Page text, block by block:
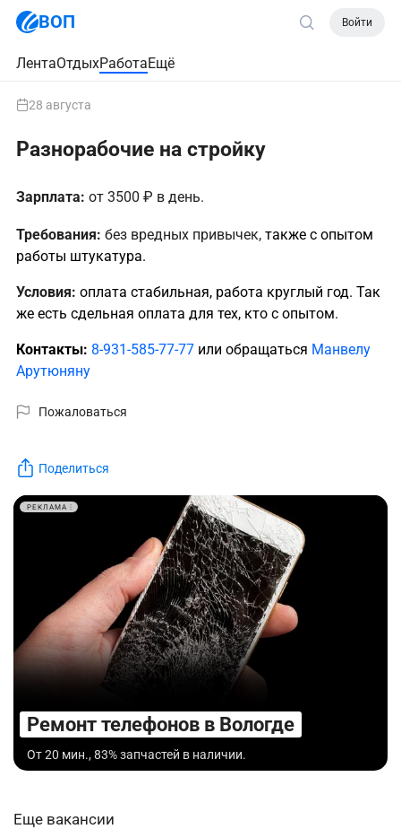
ВОП Войти
ЛентаОтдыхРаботаЕщё
28 августа
Разнорабочие на стройку
Зарплата: от 3500 ₽ в день.
Требования: без вредных привычек, также с опытом
работы штукатура.
Условия: оплата стабильная, работа круглый год. Так
же есть сдельная оплата для тех, кто с опытом.
Контакты: 8-931-585-77-77 или обращаться Манвелу
Арутюняну
Пожаловаться
Поделиться
РЕКЛАМА
Ремонт телефонов в Вологде
От 20 мин., 83% запчастей в наличии.
Еще вакансии